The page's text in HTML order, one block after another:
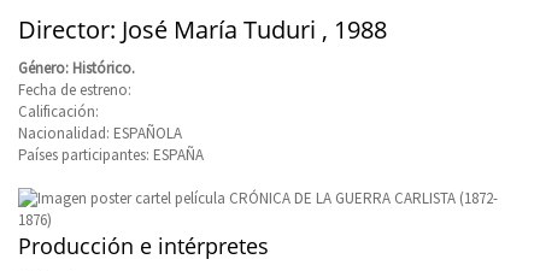
Director: José María Tuduri , 1988
Género: Histórico.
Fecha de estreno:
Calificación:
Nacionalidad: ESPAÑOLA
Países participantes: ESPAÑA
Producción e intérpretes